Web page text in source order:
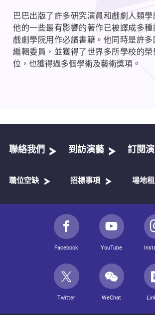
巴巴出版了許多研究演員和戲劇人類學
他的一些最有影響的著作已被譯成多
戲劇學院用作必讀書籍。他同時是許
編輯委員，並獲得了世界多所學校的
位，也獲得過多個學術及藝術獎項。
聯絡我們 到訪演藝 訂閱
職位空缺 招標事項 場地租
Facebook YouTube
Twitter WeChat